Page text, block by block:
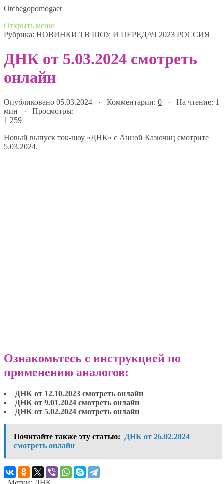
Оtchegopomogaet
Открыть меню
Рубрика: НОВИНКИ ТВ ШОУ И ПЕРЕДАЧ 2023 РОССИЯ
ДНК от 5.03.2024 смотреть
онлайн
Опубликовано 05.03.2024 · Комментарии: 0 · На чтение: 1
мин · Просмотры:
1 259
Новый выпуск ток-шоу «ДНК» с Анной Казючиц смотрите
5.03.2024.
Ознакомьтесь с инструкцией по
применению аналогов:
ДНК от 12.10.2023 смотреть онлайн
ДНК от 9.01.2024 смотреть онлайн
ДНК от 5.02.2024 смотреть онлайн
Почитайте также эту статью:
ДНК от 26.02.2024
смотреть онлайн